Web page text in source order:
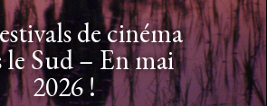
de cinéma
le Sud – En mai
2026 !